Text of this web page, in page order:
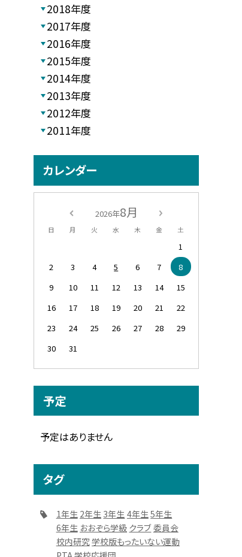
2018年度
2017年度
2016年度
2015年度
2014年度
2013年度
2012年度
2011年度
カレンダー
2026年8月
日 月 火 水 木 金 土
1
2
3 4 5 6 7
8
9
10 11 12 13 14
15
16
17 18 19 20 21
22
23
24 25 26 27 28
29
30
31
予定
予定はありません
タグ
1年生 2年生 3年生 4年生5年生
6年生 おおぞら学級 クラブ委員会
校内研究学校版もったいない運動